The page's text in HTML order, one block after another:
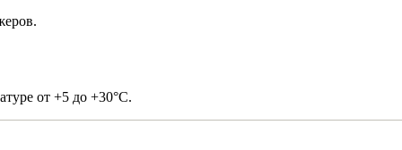
от +5 до +30°С.